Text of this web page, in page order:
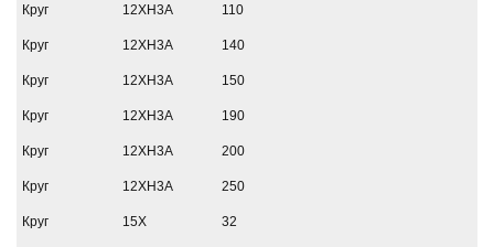
Круг 12ХН3А 110
Круг 12ХН3А 140
Круг 12ХН3А 150
Круг 12ХН3А 190
Круг 12ХН3А 200
Круг 12ХН3А 250
Круг 15Х 32